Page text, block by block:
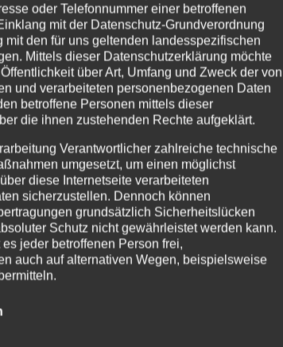
oder Telefonnummer einer betroffenen
mit der Datenschutz-Grundverordnung
mit den für uns geltenden landesspezifischen
Mittels dieser Datenschutzerklärung möchte
über Art, Umfang und Zweck der von
und verarbeiteten personenbezogenen Daten
betroffene Personen mittels dieser
die ihnen zustehenden Rechte aufgeklärt.
Verantwortlicher zahlreiche technische
umgesetzt, um einen möglichst
diese Internetseite verarbeiteten
sicherzustellen. Dennoch können
grundsätzlich Sicherheitslücken
Schutz nicht gewährleistet werden kann.
jeder betroffenen Person frei,
auch auf alternativen Wegen, beispielsweise